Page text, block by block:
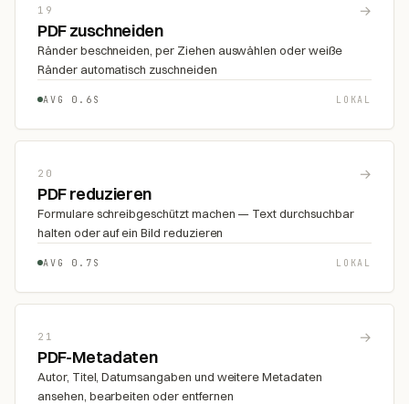
19 →
PDF zuschneiden
Ränder beschneiden, per Ziehen auswählen oder weiße
Ränder automatisch zuschneiden
AVG 0.6S LOKAL
20 →
PDF reduzieren
Formulare schreibgeschützt machen — Text durchsuchbar
halten oder auf ein Bild reduzieren
AVG 0.7S LOKAL
21 →
PDF-Metadaten
Autor, Titel, Datumsangaben und weitere Metadaten
ansehen, bearbeiten oder entfernen